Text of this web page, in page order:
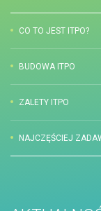
CO TO JEST ITPO?
BUDOWA ITPO
ZALETY ITPO
NAJCZĘŚCIEJ